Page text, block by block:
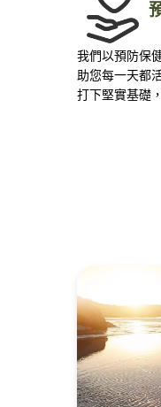
我們以預防保
助您每一天都
打下堅實基礎